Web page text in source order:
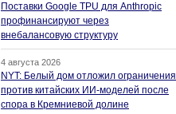
Поставки Google TPU для Anthropic
профинансируют через
внебалансовую структуру
4 августа 2026
NYT: Белый дом отложил ограничения
против китайских ИИ-моделей после
спора в Кремниевой долине